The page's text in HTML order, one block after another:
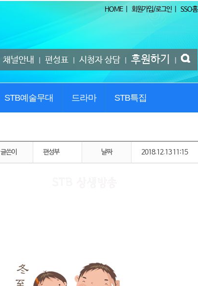
HOME| 회원가입/로그인 SSO홈
채널안내 편성표 시청자 상담 후원하기
STB예술무대 드라마 STB특집
글쓴이 편성부 날짜 2018.12.13 11:15